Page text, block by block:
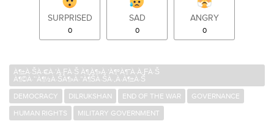
SURPRISED
0
SAD
0
ANGRY
0
À¶±À·ŠÀ·€À·’À·ƑÀ·Š À¶¸À¶»À·’À¶ºÀ¶¯À·À·ƑÀ·Š
À¶©À·™À¶½À·ŠÀ¶»À·”À¶ŠÀ·ŠÀ·‚À·À¶±À·Š
DEMOCRACY
DILRUKSHAN END OF THE WAR
GOVERNANCE
HUMAN RIGHTS
MILITARY GOVERNMENT